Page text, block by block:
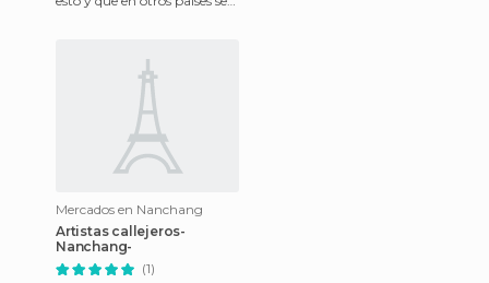
Mercados en Nanchang
Artistas callejeros-
Nanchang-
(1)